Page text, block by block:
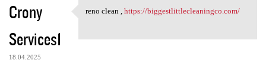
Crony
Services1
18.04.2025
reno clean , https:/
reno clean , https://biggestlittlecleaningco.com/